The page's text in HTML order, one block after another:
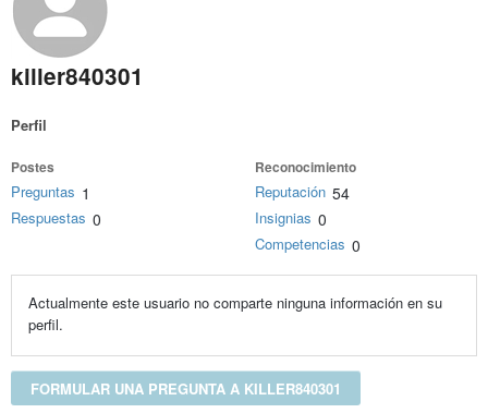
killer840301
Perfil
Postes
Preguntas 1
Respuestas 0
Reconocimiento
Reputación 54
Insignias 0
Competencias 0
Actualmente este usuario no comparte ninguna información en su
perfil.
FORMULAR UNA PREGUNTA A KILLER840301